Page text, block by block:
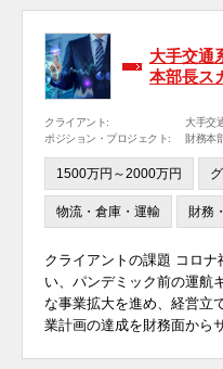
大手交通
本部長ス
クライアント:
大手交
ポジション・プロジェクト:
財務本
1500万円～2000万円
物流・倉庫・運輸 財務
クライアントの課題 コロ
い、パンデミック前の運航
な事業拡大を進め、経営立
業計画の達成を財務面から